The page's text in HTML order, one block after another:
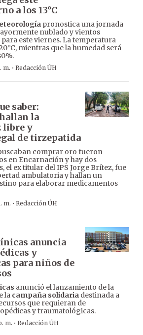
a los 13°C
pronostica una jornada
nublado y vientos
este viernes. La temperatura
mientras que la humedad será
m. · Redacción ÚH
saber:
la
libre y
de tirzepatida
comprar oro fueron
en Encarnación y hay dos
el ex titular del IPS Jorge Brítez, fue
ambulatoria y hallan un
para elaborar medicamentos
m. · Redacción ÚH
anuncia
y
para niños de
anunció el lanzamiento de la
la campaña solidaria destinada a
que requieran de
y traumatológicas.
m. · Redacción ÚH